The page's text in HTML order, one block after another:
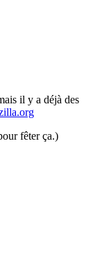
il y a déjà des
fêter ça.)